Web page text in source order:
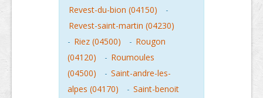
Revest-du-bion (04150)
-
Revest-saint-martin (04230)
- Riez (04500) - Rougon
(04120)
- Roumoules
(04500)
- Saint-andre-les-
alpes (04170)
- Saint-benoit